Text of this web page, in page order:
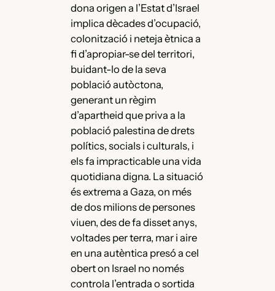
dona origen a l’Estat d’Israel
implica dècades d’ocupació,
colonització i neteja ètnica a
fi d’apropiar-se del territori,
buidant-lo de la seva
població autòctona,
generant un règim
d’apartheid que priva a la
població palestina de drets
polítics, socials i culturals, i
els fa impracticable una vida
quotidiana digna. La situació
és extrema a Gaza, on més
de dos milions de persones
viuen, des de fa disset anys,
voltades per terra, mar i aire
en una autèntica presó a cel
obert on Israel no només
controla l’entrada o sortida